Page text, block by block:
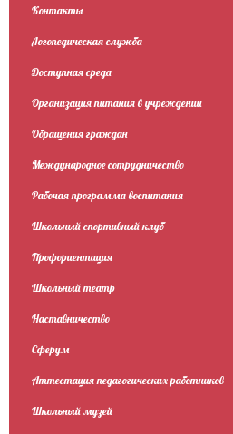
Контакты
Логопедическая служба
Доступная среда
Организация питания в учреждении
Обращения граждан
Международное сотрудничество
Рабочая программа воспитания
Школьный спортивный клуб
Профориентация
Школьный театр
Наставничество
Сферум
Аттестация педагогических работников
Школьный музей